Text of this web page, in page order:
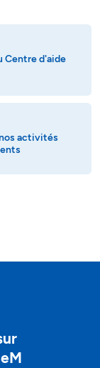
Centre d'aide
activités